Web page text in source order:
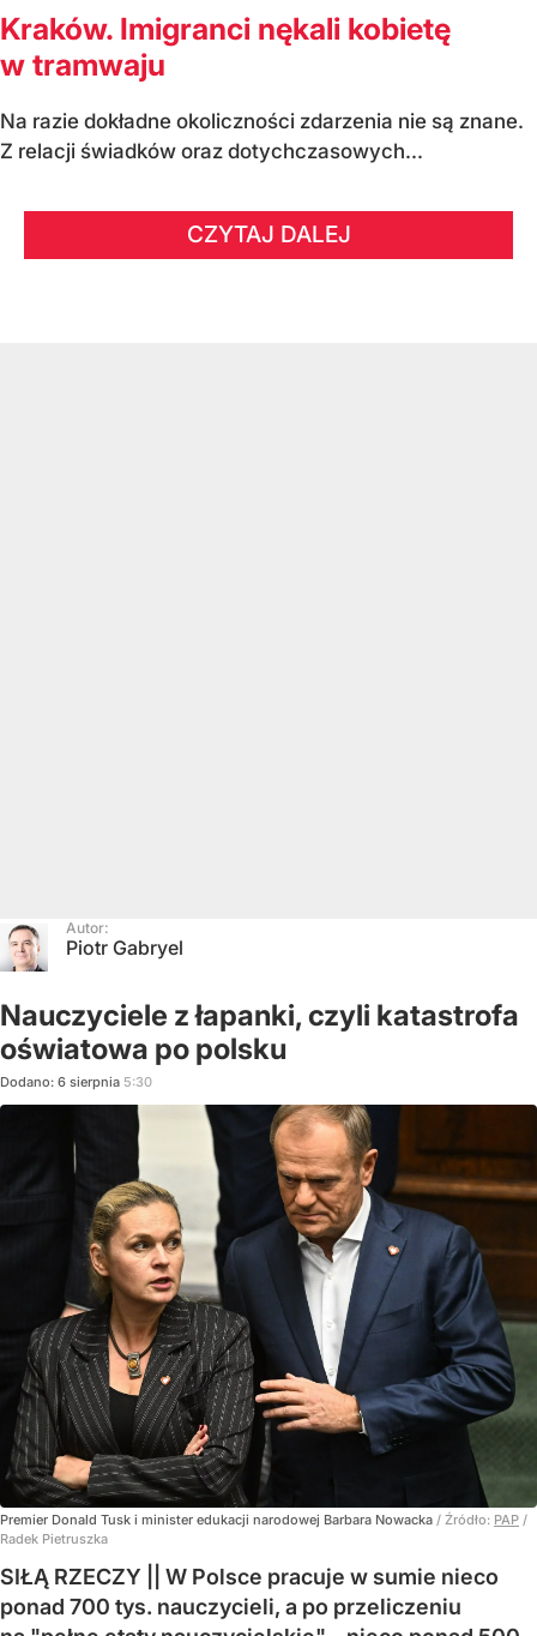
Kraków. Imigranci nękali kobietę
w tramwaju
Na razie dokładne okoliczności zdarzenia nie są znane.
Z relacji świadków oraz dotychczasowych...
CZYTAJ DALEJ
Autor:
Piotr Gabryel
Nauczyciele z łapanki, czyli katastrofa
oświatowa po polsku
Dodano: 6 sierpnia 5:30
Premier Donald Tusk i minister edukacji narodowej Barbara Nowacka / Źródło: PAP /
Radek Pietruszka
SIŁĄ RZECZY || W Polsce pracuje w sumie nieco
ponad 700 tys. nauczycieli, a po przeliczeniu